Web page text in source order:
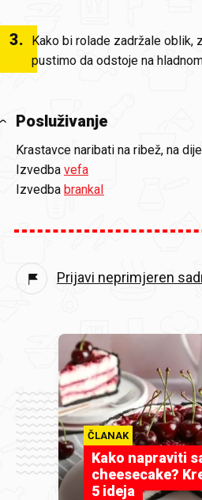
3.
Kako bi rolade zadržale oblik,
pustimo da odstoje na
Posluživanje
Krastavce naribati na ribež, na
Izvedba vefa
Izvedba brankaI
Prijavi neprimjeren
ČLANAK
Kako napraviti
cheesecake?
5 ideja